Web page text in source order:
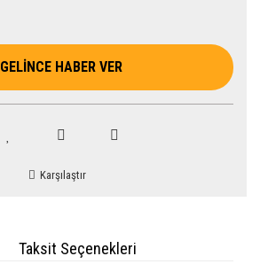
GELİNCE HABER VER
Karşılaştır
Taksit Seçenekleri